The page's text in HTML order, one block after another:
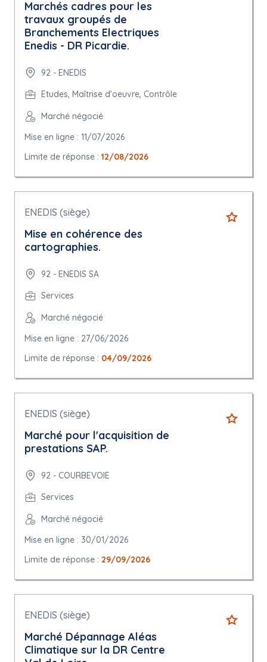
Marchés cadres pour les
travaux groupés de
Branchements Electriques
Enedis - DR Picardie.
92 - ENEDIS
Etudes, Maîtrise d'oeuvre, Contrôle
Marché négocié
Mise en ligne : 11/07/2026
Limite de réponse : 12/08/2026
ENEDIS (siège)
Mise en cohérence des
cartographies.
92 - ENEDIS SA
Services
Marché négocié
Mise en ligne : 27/06/2026
Limite de réponse : 04/09/2026
ENEDIS (siège)
Marché pour l'acquisition de
prestations SAP.
92 - COURBEVOIE
Services
Marché négocié
Mise en ligne : 30/01/2026
Limite de réponse : 29/09/2026
ENEDIS (siège)
Marché Dépannage Aléas
Climatique sur la DR Centre